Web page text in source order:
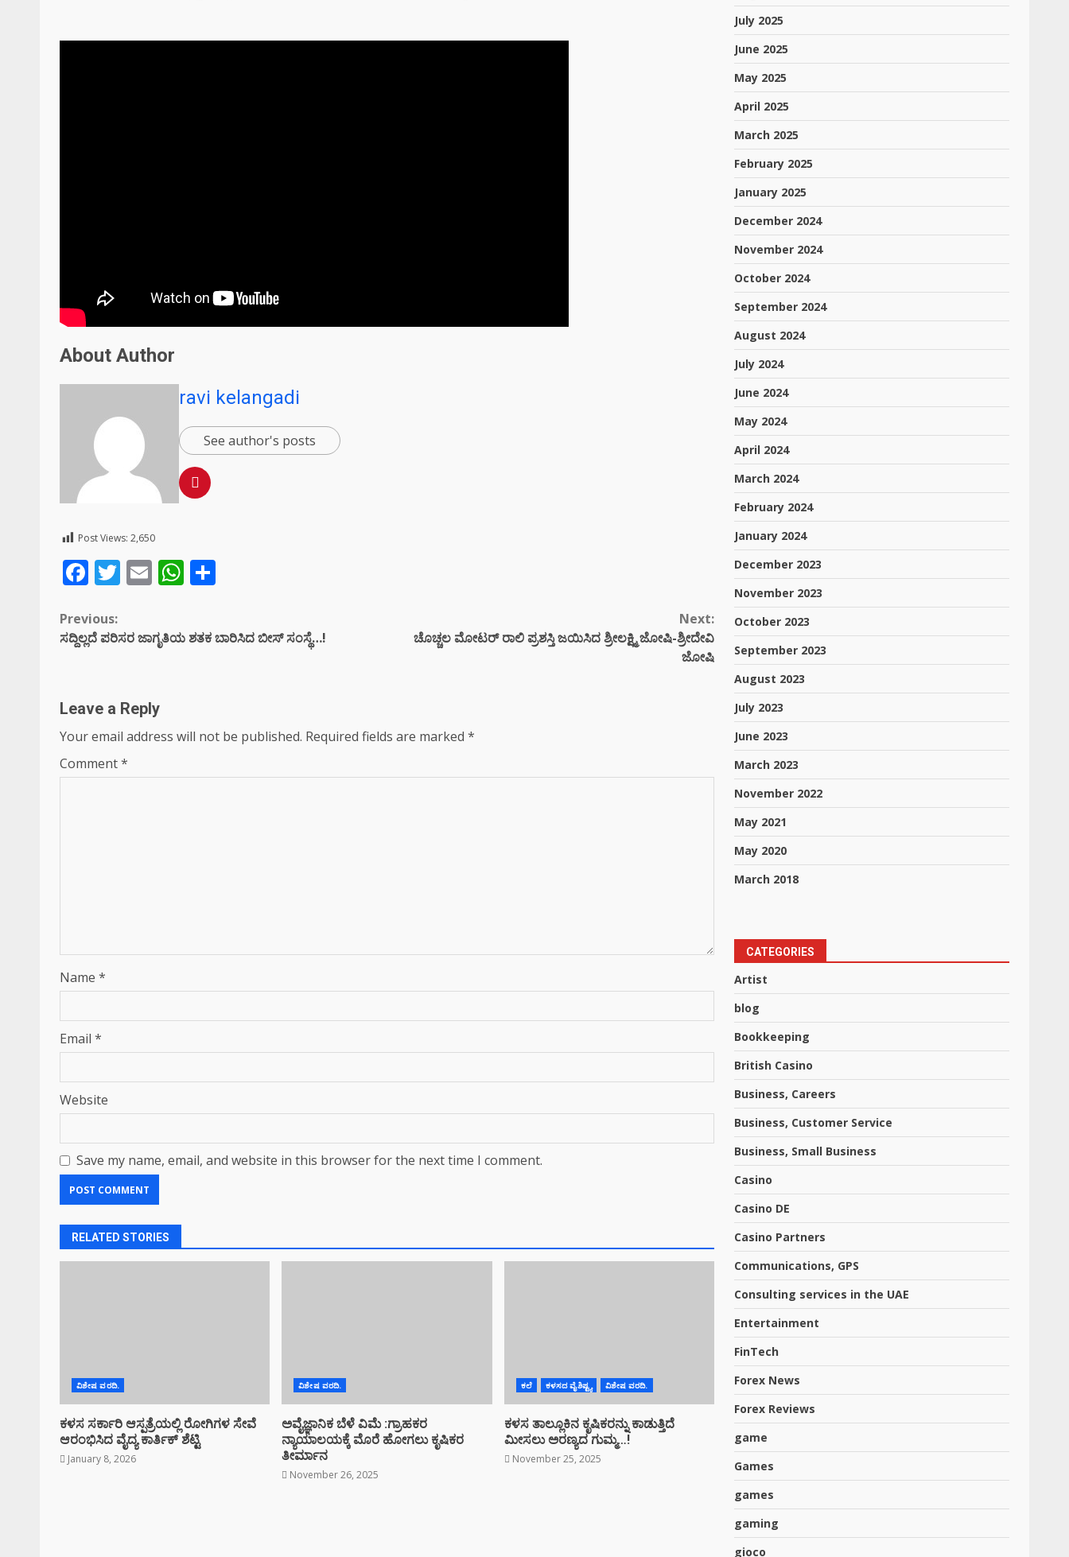
About Author
ravi kelangadi
See author's posts
Post Views: 2,650
Facebook
Twitter
EmailWhatsApp
Continue
Reading
Previous:
ಸದ್ದಿಲ್ಲದೆ ಪರಿಸರ ಜಾಗೃತಿಯ ಶತಕ ಬಾರಿಸಿದ ಬೀಸ್ ಸಂಸ್ಥೆ…!
Next:
ಚೊಚ್ಚಲ ಮೋಟರ್ ರಾಲಿ ಪ್ರಶಸ್ತಿ ಜಯಿಸಿದ ಶ್ರೀಲಕ್ಷ್ಮಿ ಜೋಷಿ-ಶ್ರೀದೇವಿ
ಜೋಷಿ
Leave a Reply
Your email address will not be published. Required fields are marked *
Comment*
Name *
Email *
Website
Save my name, email, and website in this browser for the next time I comment.
RELATED STORIES
ವಿಶೇಷ ವರದಿ.
ಕಳಸ ಸರ್ಕಾರಿ ಆಸ್ಪತ್ರೆಯಲ್ಲಿ ರೋಗಿಗಳ ಸೇವೆ
ಆರಂಭಿಸಿದ ವೈದ್ಯ ಕಾರ್ತಿಕ್ ಶೆಟ್ಟಿ
January 8, 2026
ವಿಶೇಷ ವರದಿ.
ಅವೈಜ್ಞಾನಿಕ ಬೆಳೆ ವಿಮೆ :ಗ್ರಾಹಕರ
ನ್ಯಾಯಾಲಯಕ್ಕೆ ಮೊರೆ ಹೋಗಲು ಕೃಷಿಕರ
ತೀರ್ಮಾನ
November 26, 2025
ಕಲೆ ಕಳಸದ ವೈಶಿಷ್ಟ್ಯ ವಿಶೇಷ ವರದಿ.
ಕಳಸ ತಾಲ್ಲೂಕಿನ ಕೃಷಿಕರನ್ನು ಕಾಡುತ್ತಿದೆ
ಮೀಸಲು ಅರಣ್ಯದ ಗುಮ್ಮ…!
November 25, 2025
July 2025
June 2025
May 2025
April 2025
March 2025
February 2025
January 2025
December 2024
November 2024
October 2024
September 2024
August 2024
July 2024
June 2024
May 2024
April 2024
March 2024
February 2024
January 2024
December 2023
November 2023
October 2023
September 2023
August 2023
July 2023
June 2023
March 2023
November 2022
May 2021
May 2020
March 2018
CATEGORIES
Artist
blog
Bookkeeping
British Casino
Business, Careers
Business, Customer Service
Business, Small Business
Casino
Casino DE
Casino Partners
Communications, GPS
Consulting services in the UAE
Entertainment
FinTech
Forex News
Forex Reviews
game
Games
games
gaming
gioco